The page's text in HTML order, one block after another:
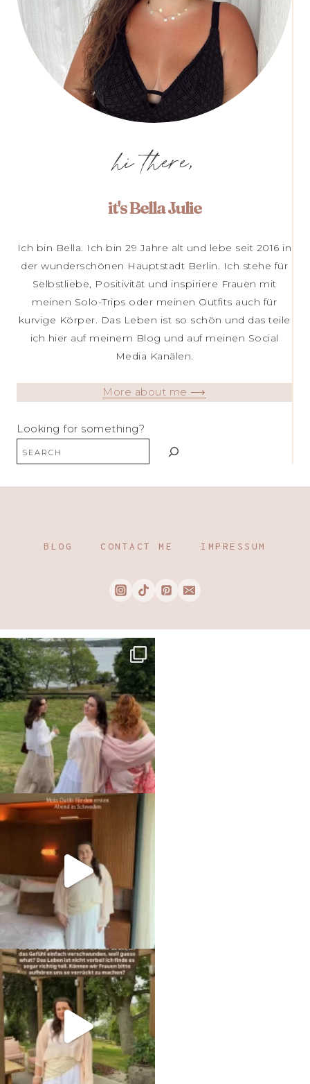
hi there,
it's Bella Julie
Ich bin Bella. Ich bin 29 Jahre alt und lebe seit 2016 in
der wunderschönen Hauptstadt Berlin. Ich stehe für
Selbstliebe, Positivität und inspiriere Frauen mit
meinen Solo-Trips oder meinen Outfits auch für
kurvige Körper. Das Leben ist so schön und das teile
ich hier auf meinem Blog und auf meinen Social
Media Kanälen.
More about me ⟶
Looking for something?
BLOG CONTACT ME IMPRESSUM